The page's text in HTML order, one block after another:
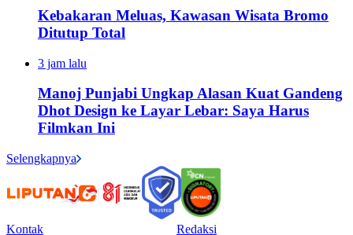
Kebakaran Meluas, Kawasan Wisata Bromo
Ditutup Total
3 jam lalu
Manoj Punjabi Ungkap Alasan Kuat Gandeng
Dhot Design ke Layar Lebar: Saya Harus
Filmkan Ini
Selengkapnya
Kontak Redaksi